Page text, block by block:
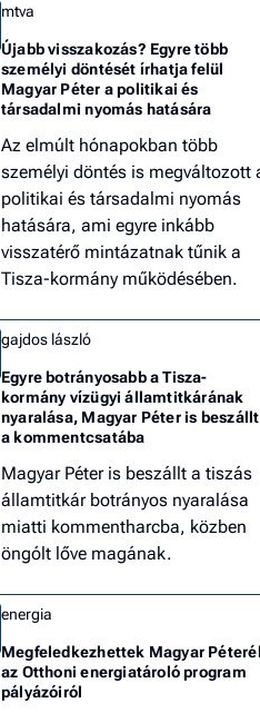
mtva
Újabb visszakozás? Egyre több
személyi döntését írhatja felül
Magyar Péter a politikai és
társadalmi nyomás hatására
Az elmúlt hónapokban több
személyi döntés is megváltozott
politikai és társadalmi nyomás
hatására, ami egyre inkább
visszatérő mintázatnak tűnik a
Tisza-kormány működésében.
gajdos lászló
Egyre botrányosabb a Tisza-
kormány vízügyi államtitkárának
nyaralása, Magyar Péter is beszállt
a kommentcsatába
Magyar Péter is beszállt a tiszás
államtitkár botrányos nyaralása
miatti kommentharcba, közben
öngólt lőve magának.
energia
Megfeledkezhettek Magyar
az Otthoni energiatároló program
pályázóiról